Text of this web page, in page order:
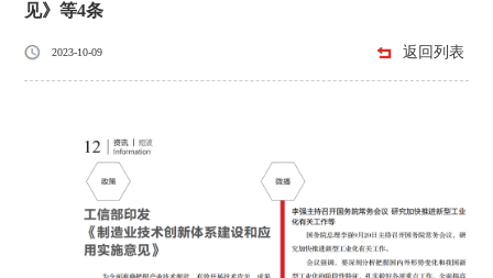
见》等4条
2023-10-09 返回列表